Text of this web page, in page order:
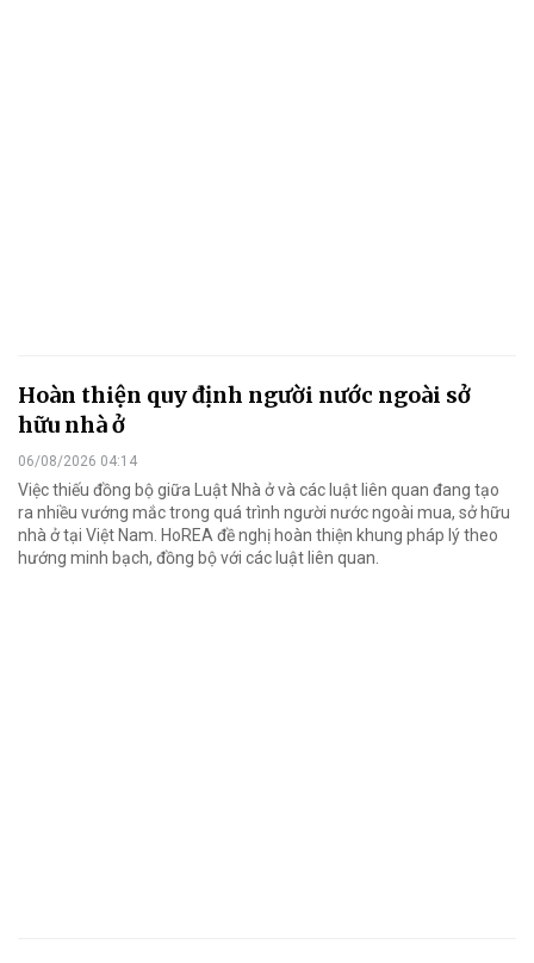
Hoàn thiện quy định người nước ngoài sở
hữu nhà ở
06/08/2026 04:14
Việc thiếu đồng bộ giữa Luật Nhà ở và các luật liên quan đang tạo
ra nhiều vướng mắc trong quá trình người nước ngoài mua, sở hữu
nhà ở tại Việt Nam. HoREA đề nghị hoàn thiện khung pháp lý theo
hướng minh bạch, đồng bộ với các luật liên quan.